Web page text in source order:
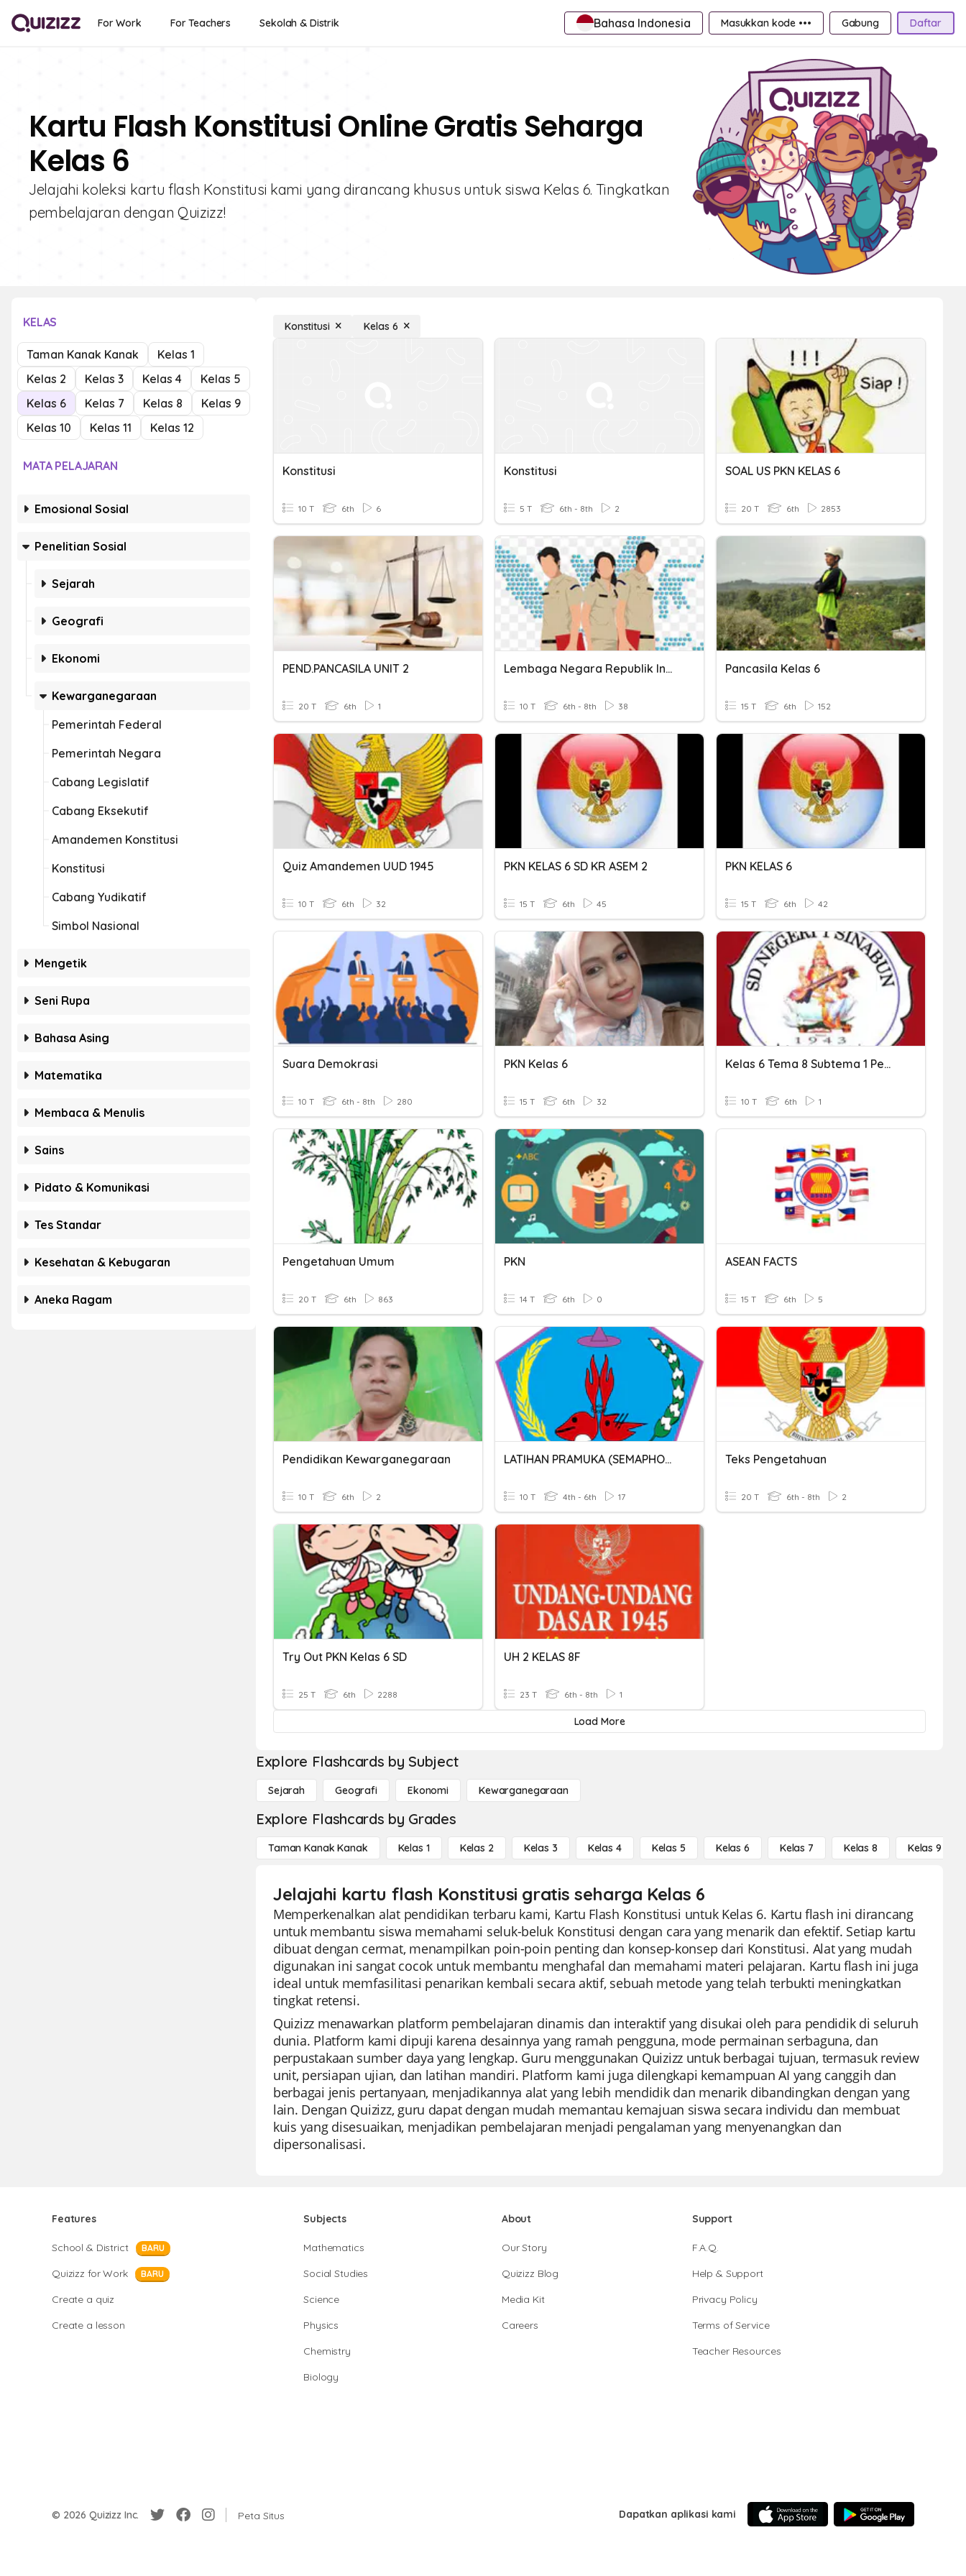
For Work For Teachers Sekolah & Distrik Bahasa Indonesia Masukkan kode ••• Gabung Daftar
Kartu Flash Konstitusi Online Gratis Seharga
Kelas 6
Jelajahi koleksi kartu flash Konstitusi kami yang dirancang khusus untuk siswa Kelas 6. Tingkatkan
pembelajaran dengan Quizizz!
KELAS
Taman Kanak Kanak
Kelas 1
Kelas 2
Kelas 3 Kelas 4
Kelas 5
Kelas 6
Kelas 7 Kelas 8
Kelas 9
Kelas 10
Kelas 11 Kelas 12
MATA PELAJARAN
Emosional Sosial
Penelitian Sosial
Sejarah
Geografi
Ekonomi
Kewarganegaraan
Pemerintah Federal
Pemerintah Negara
Cabang Legislatif
Cabang Eksekutif
Amandemen Konstitusi
Konstitusi
Cabang Yudikatif
Simbol Nasional
Mengetik
Seni Rupa
Bahasa Asing
Matematika
Membaca & Menulis
Sains
Pidato & Komunikasi
Tes Standar
Kesehatan & Kebugaran
Aneka Ragam
Konstitusi Kelas 6
Konstitusi
10 T 6th 6
Konstitusi
5 T 6th - 8th 2
SOAL US PKN KELAS 6
20 T 6th 2853
PEND.PANCASILA UNIT 2
20 T 6th 1
Lembaga Negara Republik Indonesia
10 T 6th - 8th 38
Pancasila Kelas 6
15 T 6th 152
Quiz Amandemen UUD 1945
10 T 6th 32
PKN KELAS 6 SD KR ASEM 2
15 T 6th 45
PKN KELAS 6
15 T 6th 42
Suara Demokrasi
10 T 6th - 8th 280
PKN Kelas 6
15 T 6th 32
Kelas 6 Tema 8 Subtema 1 Pembelajaran 3
10 T 6th 1
Pengetahuan Umum
20 T 6th 863
PKN
14 T 6th 0
ASEAN FACTS
15 T 6th 5
Pendidikan Kewarganegaraan
10 T 6th 2
LATIHAN PRAMUKA (SEMAPHORE) 1
10 T 4th - 6th 17
Teks Pengetahuan
20 T 6th - 8th 2
Try Out PKN Kelas 6 SD
25 T 6th 2288
UH 2 KELAS 8F
23 T 6th - 8th 1
Load More
Explore Flashcards by Subject
Sejarah Geografi Ekonomi Kewarganegaraan
Explore Flashcards by Grades
Taman Kanak Kanak Kelas 1 Kelas 2 Kelas 3 Kelas 4 Kelas 5 Kelas 6 Kelas 7 Kelas 8 Kelas 9
Jelajahi kartu flash Konstitusi gratis seharga Kelas 6
Memperkenalkan alat pendidikan terbaru kami, Kartu Flash Konstitusi untuk Kelas 6. Kartu flash ini dirancang
untuk membantu siswa memahami seluk-beluk Konstitusi dengan cara yang menarik dan efektif. Setiap kartu
dibuat dengan cermat, menampilkan poin-poin penting dan konsep-konsep dari Konstitusi. Alat yang mudah
digunakan ini sangat cocok untuk membantu menghafal dan memahami materi pelajaran. Kartu flash ini juga
ideal untuk memfasilitasi penarikan kembali secara aktif, sebuah metode yang telah terbukti meningkatkan
tingkat retensi.
Quizizz menawarkan platform pembelajaran dinamis dan interaktif yang disukai oleh para pendidik di seluruh
dunia. Platform kami dipuji karena desainnya yang ramah pengguna, mode permainan serbaguna, dan
perpustakaan sumber daya yang lengkap. Guru menggunakan Quizizz untuk berbagai tujuan, termasuk review
unit, persiapan ujian, dan latihan mandiri. Platform kami juga dilengkapi kemampuan AI yang canggih dan
berbagai jenis pertanyaan, menjadikannya alat yang lebih mendidik dan menarik dibandingkan dengan yang
lain. Dengan Quizizz, guru dapat dengan mudah memantau kemajuan siswa secara individu dan membuat
kuis yang disesuaikan, menjadikan pembelajaran menjadi pengalaman yang menyenangkan dan
dipersonalisasi.
Features
School & District BARU
Quizizz for Work BARU
Create a quiz
Create a lesson
Subjects
Mathematics
Social Studies
Science
Physics
Chemistry
Biology
About
Our Story
Quizizz Blog
Media Kit
Careers
Support
F.A.Q.
Help & Support
Privacy Policy
Terms of Service
Teacher Resources
© 2026 Quizizz Inc. Peta Situs Dapatkan aplikasi kami